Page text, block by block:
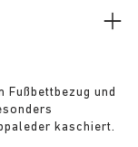
ist.
Fußbettbezug und
kaschiert.